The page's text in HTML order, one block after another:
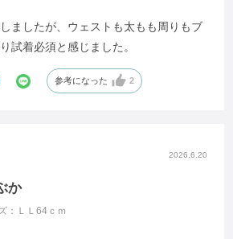
ましたが、ウェストも太もも周りもブ
試着必須と感じました。
参考になった 2
2026.6.20
か
：ＬＬ64ｃｍ